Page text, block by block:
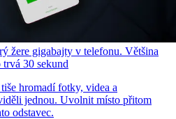
žere gigabajty v telefonu. Většina
30 sekund
hromadí fotky, videa a
jednou. Uvolnit místo přitom
odstavec.